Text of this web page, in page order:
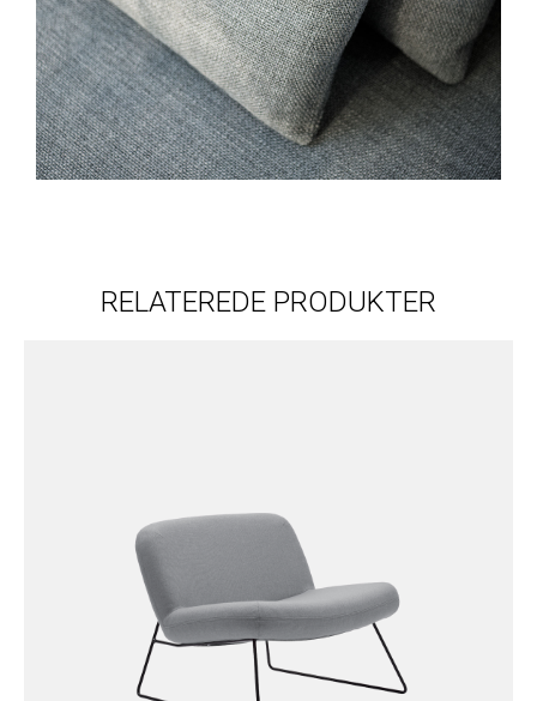
RELATEREDE PRODUKTER